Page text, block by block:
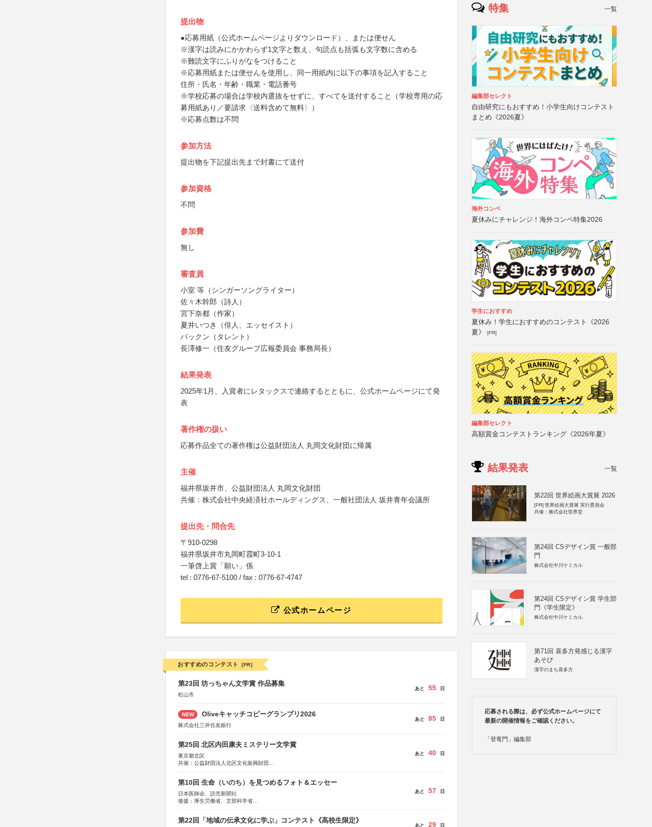
提出物
●応募用紙（公式ホームページよりダウンロード）、または便せん
※漢字は読みにかかわらず1文字と数え、句読点も括弧も文字数に含める
※難読文字にふりがなをつけること
※応募用紙または便せんを使用し、同一用紙内に以下の事項を記入すること
住所・氏名・年齢・職業・電話番号
※学校応募の場合は学校内選抜をせずに、すべてを送付すること（学校専用の応
募用紙あり／要請求〈送料含めて無料〉）
※応募点数は不問
参加方法
提出物を下記提出先まで封書にて送付
参加資格
不問
参加費
無し
審査員
小室 等（シンガーソングライター）
佐々木幹郎（詩人）
宮下奈都（作家）
夏井いつき（俳人、エッセイスト）
パックン（タレント）
長澤修一（住友グループ広報委員会 事務局長）
結果発表
2025年1月、入賞者にレタックスで連絡するとともに、公式ホームページにて発
表
著作権の扱い
応募作品全ての著作権は公益財団法人 丸岡文化財団に帰属
主催
福井県坂井市、公益財団法人 丸岡文化財団
共催：株式会社中央経済社ホールディングス、一般社団法人 坂井青年会議所
提出先・問合先
〒910-0298
福井県坂井市丸岡町霞町3-10-1
一筆啓上賞「願い」係
tel : 0776-67-5100 / fax : 0776-67-4747
公式ホームページ
おすすめのコンテスト [PR]
第23回 坊っちゃん文学賞 作品募集
松山市
あと 55 日
NEW Oliveキャッチコピーグランプリ2026
株式会社三井住友銀行
あと 85 日
第25回 北区内田康夫ミステリー文学賞
東京都北区
共催：公益財団法人北区文化振興財団
協賛：株式会社実業之日本社
あと 40 日
第10回 生命（いのち）を見つめるフォト＆エッセー
日本医師会、読売新聞社
後援：厚生労働省、文部科学省
あと 57 日
第22回「地域の伝承文化に学ぶ」コンテスト《高校生限定》
あと 29 日
特集 一覧
編集部セレクト
自由研究にもおすすめ！小学生向けコンテスト
まとめ《2026夏》
海外コンペ
夏休みにチャレンジ！海外コンペ特集2026
学生におすすめ
夏休み！学生におすすめのコンテスト《2026
夏》
[PR]
編集部セレクト
高額賞金コンテストランキング《2026年夏》
結果発表 一覧
第22回 世界絵画大賞展 2026
[PR] 世界絵画大賞展 実行委員会
共催：株式会社世界堂
第24回 CSデザイン賞 一般部
門
株式会社中川ケミカル
第24回 CSデザイン賞 学生部
門《学生限定》
株式会社中川ケミカル
第71回 喜多方発感じる漢字
あそび
漢字のまち喜多方
応募される際は、必ず公式ホームページにて
最新の開催情報をご確認ください。
「登竜門」編集部